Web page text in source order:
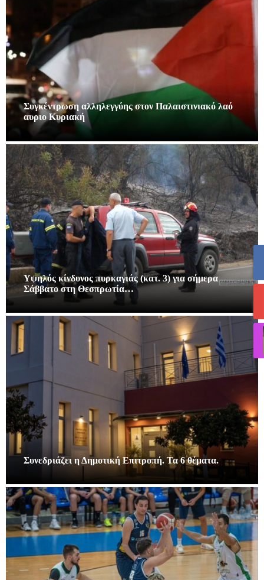
Συγκέντρωση αλληλεγγύης στον Παλαιστινιακό λαό
αυριο Κυριακή
Υψηλός κίνδυνος πυρκαγιάς (κατ. 3) για σήμερα
Σάββατο στη Θεσπρωτία…
Συνεδριάζει η Δημοτική Επιτροπή. Τα 6 θέματα.